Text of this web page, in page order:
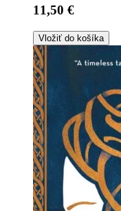
11,50 €
Vložiť do košíka